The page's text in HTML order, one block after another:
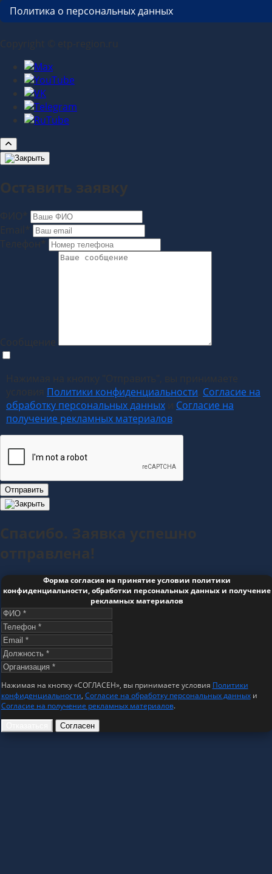
Политика о персональных данных
Copyright © etp-region.ru
Оставить заявку
ФИО*
Email*
Телефон*
Сообщение
Нажимая на кнопку "Отправить", вы принимаете
условия Политики конфиденциальности Согласие на
обработку персональных данных и Согласие на
получение рекламных материалов
Отправить
Спасибо. Заявка успешно
отправлена!
Форма согласия на принятие условии политики
конфиденциальности, обработки персональных данных и получение
рекламных материалов
Нажимая на кнопку «СОГЛАСЕН», вы принимаете условия Политики
конфиденциальности, Согласие на обработку персональных данныхи
Согласие на получение рекламных материалов.
Согласен